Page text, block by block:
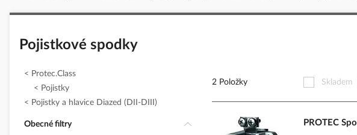
Pojistkové spodky
2 Položky Skladem
PROTEC
Protec.Class
Pojistky
Pojistky a hlavice Diazed (DII-DIII)
Obecné filtry